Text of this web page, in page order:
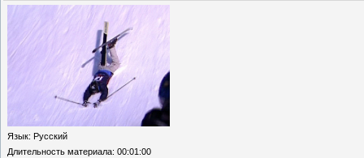
Язык: Русский
Длительность материала: 00:01:00